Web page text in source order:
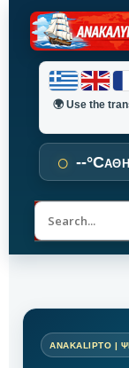
🌍Use the
○ --°C
Α
α
ζ